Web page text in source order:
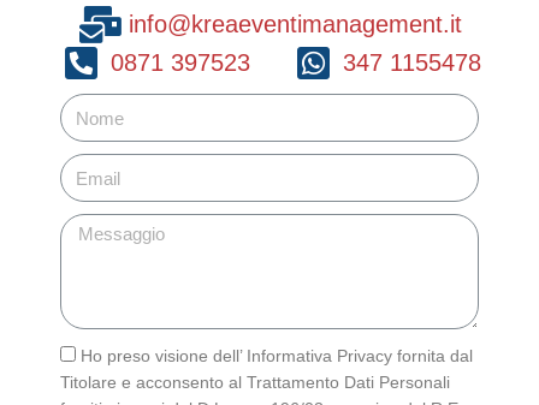
info@kreaeventimanagement.it
0871 397523
347 1155478
Ho preso visione dell’ Informativa Privacy fornita dal
Titolare e acconsento al Trattamento Dati Personali